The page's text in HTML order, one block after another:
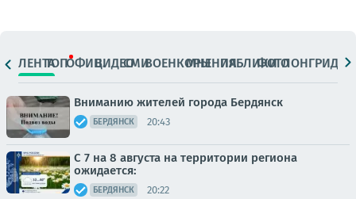
ЛЕНТАТОПОФИЦ.ВИДЕОСМИВОЕНКОРЫМНЕНИЯПАБЛИКИ
ФОТОЛОНГРИДЫ
Вниманию жителей города Бердянск
БЕРДЯНСК 20:43
С 7 на 8 августа на территории региона
ожидается:
БЕРДЯНСК 20:22